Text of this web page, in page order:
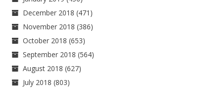
December 2018 (471)
November 2018 (386)
October 2018 (653)
September 2018 (564)
August 2018 (627)
July 2018 (803)